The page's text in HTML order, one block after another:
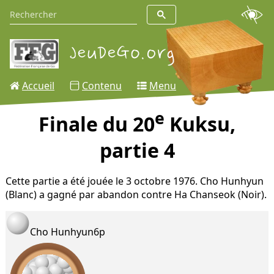
Accueil Contenu Menu
Finale du 20e Kuksu,
partie 4
Cette partie a été jouée le 3 octobre 1976. Cho Hunhyun
(Blanc) a gagné par abandon contre Ha Chanseok (Noir).
Cho Hunhyun6p